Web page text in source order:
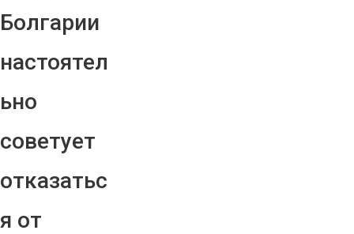
Болгарии
настоятел
ьно
советует
отказатьс
я от